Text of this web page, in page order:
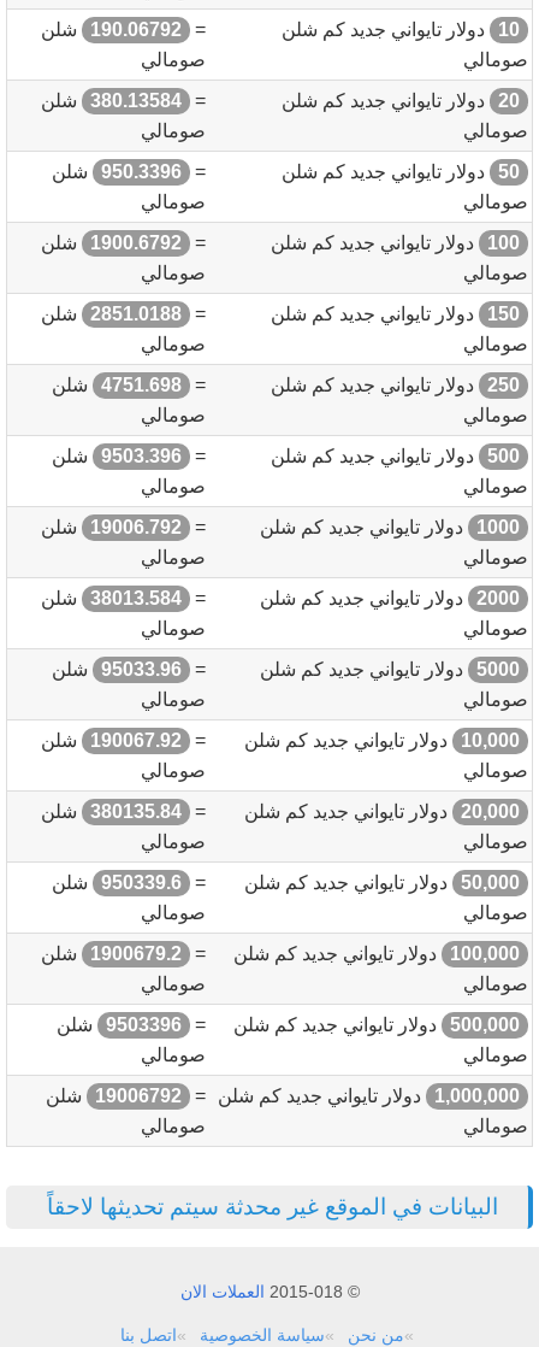
10
دولار تايواني جديد كم شلن
صومالي
=
190.06792
شلن
صومالي
20
دولار تايواني جديد كم شلن
صومالي
=
380.13584
شلن
صومالي
50
دولار تايواني جديد كم شلن
صومالي
=
950.3396
شلن
صومالي
100
دولار تايواني جديد كم شلن
صومالي
=
1900.6792
شلن
صومالي
150
دولار تايواني جديد كم شلن
صومالي
=
2851.0188
شلن
صومالي
250
دولار تايواني جديد كم شلن
صومالي
=
4751.698
شلن
صومالي
500
دولار تايواني جديد كم شلن
صومالي
=
9503.396
شلن
صومالي
1000
دولار تايواني جديد كم شلن
صومالي
=
19006.792
شلن
صومالي
2000
دولار تايواني جديد كم شلن
صومالي
=
38013.584
شلن
صومالي
5000
دولار تايواني جديد كم شلن
صومالي
=
95033.96
شلن
صومالي
10,000
دولار تايواني جديد كم شلن
صومالي
=
190067.92
شلن
صومالي
20,000
دولار تايواني جديد كم شلن
صومالي
=
380135.84
شلن
صومالي
50,000
دولار تايواني جديد كم شلن
صومالي
=
950339.6
شلن
صومالي
100,000
دولار تايواني جديد كم شلن
صومالي
=
1900679.2
شلن
صومالي
500,000
دولار تايواني جديد كم شلن
صومالي
=
9503396
شلن
صومالي
1,000,000
دولار تايواني جديد كم شلن
صومالي
=
19006792
شلن
صومالي
البيانات في الموقع غير محدثة سيتم تحديثها لاحقاً
© 2015-018 العملات الان
من نحن سياسة الخصوصية اتصل بنا